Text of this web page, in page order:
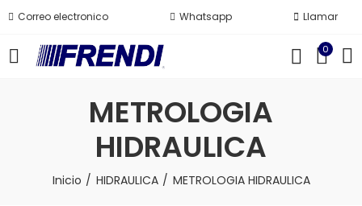
Correo electronico Whatsapp Llamar
0
METROLOGIA
HIDRAULICA
Inicio HIDRAULICA METROLOGIA HIDRAULICA